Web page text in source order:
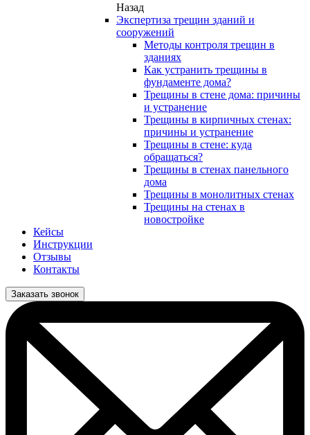
Назад
Экспертиза трещин зданий и
сооружений
Методы контроля трещин в
зданиях
Как устранить трещины в
фундаменте дома?
Трещины в стене дома: причины
и устранение
Трещины в кирпичных стенах:
причины и устранение
Трещины в стене: куда
обращаться?
Трещины в стенах панельного
дома
Трещины в монолитных стенах
Трещины на стенах в
новостройке
Кейсы
Инструкции
Отзывы
Контакты
Заказать звонок